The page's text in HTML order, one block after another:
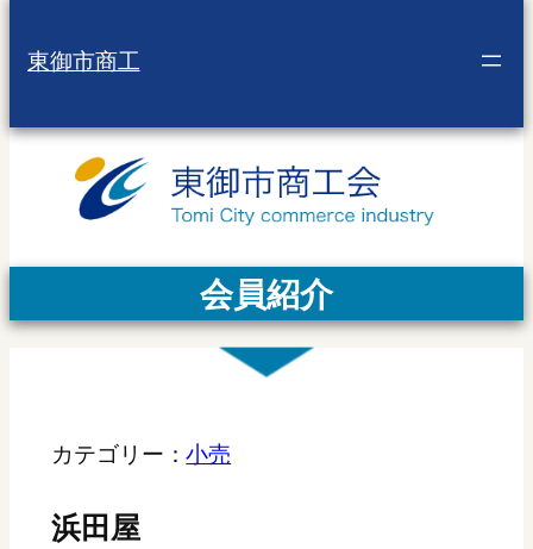
東御市商工
会員紹介
カテゴリー：小売
浜田屋